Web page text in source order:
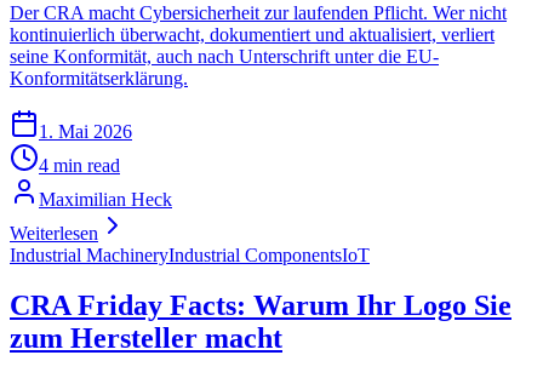
Der CRA macht Cybersicherheit zur laufenden Pflicht. Wer nicht
kontinuierlich überwacht, dokumentiert und aktualisiert, verliert
seine Konformität, auch nach Unterschrift unter die EU-
Konformitätserklärung.
1. Mai 2026
4 min read
Maximilian Heck
Weiterlesen
Industrial MachineryIndustrial ComponentsIoT
CRA Friday Facts: Warum Ihr Logo Sie
zum Hersteller macht